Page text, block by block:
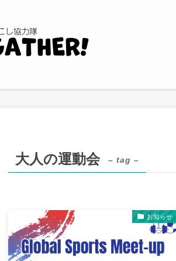
大人の運動会 – tag –
お知らせ